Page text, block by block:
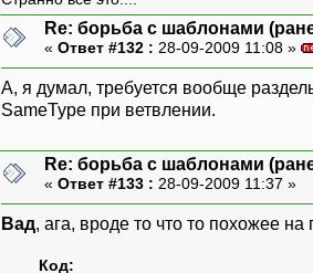
// check by passing
template <typename T>
void checkT (T)
{
check<T>();
int main()
{
std::cout << "int:
check<int>();
Re: борьба с шаблонами
« Ответ #132 : 28-09-2009 11:08 »
А, я думал, требуется вообще
SameType при ветвлении.
Re: борьба с шаблонами
« Ответ #133 : 28-09-2009 11:37 »
Вад, ага, вроде то что то похожее
Код: